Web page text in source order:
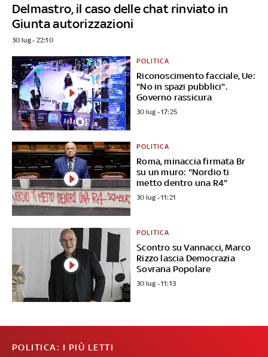
Delmastro, il caso delle chat rinviato in
Giunta autorizzazioni
30 lug - 22:10
Riconoscimento facciale, Ue:
"No in spazi pubblici".
Governo rassicura
POLITICA
30 lug - 17:25
Roma, minaccia firmata Br
su un muro: "Nordio ti
metto dentro una R4"
POLITICA
30 lug - 11:21
Scontro su Vannacci, Marco
Rizzo lascia Democrazia
Sovrana Popolare
POLITICA
30 lug - 11:13
POLITICA: I PIÙ LETTI